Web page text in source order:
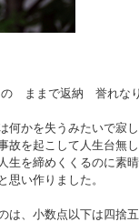
の ままで返納 誉れな
何かを失うみたいで寂
故を起こして人生台無
生を締めくくるのに素
い作りました。
は、小数点以下は四捨